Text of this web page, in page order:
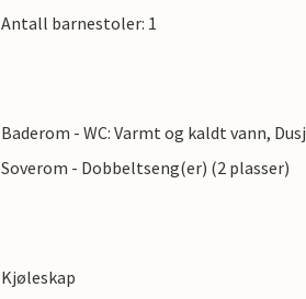
Antall barnestoler: 1
Baderom - WC: Varmt og kaldt vann, Dusj
Soverom - Dobbeltseng(er) (2 plasser)
Kjøleskap